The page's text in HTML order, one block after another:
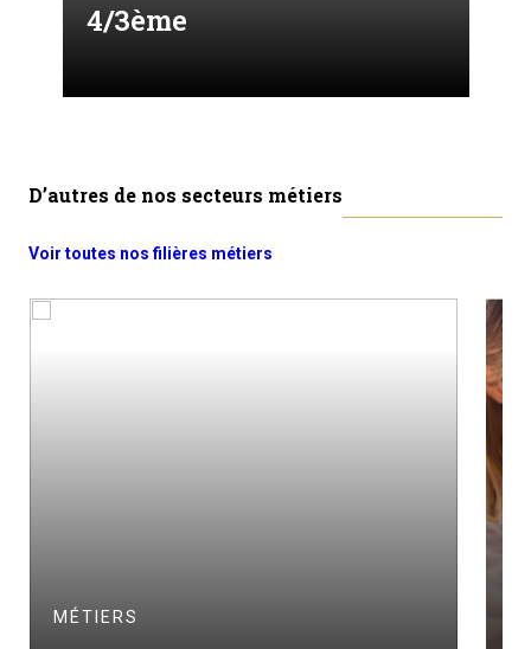
4/3ème
D’autres de nos secteurs métiers
Voir toutes nos filières métiers
MÉTIERS